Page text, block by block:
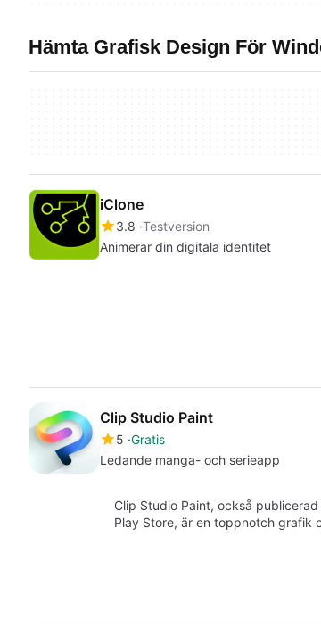
Hämta Grafisk Design För
iClone
3.8 Testversion
Animerar din digitala identitet
Clip Studio Paint
5 Gratis
Ledande manga- och serieapp
Clip Studio Paint, också
Play Store, är en toppnotch grafik